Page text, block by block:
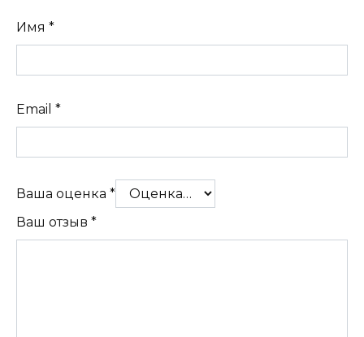
Имя *
Email *
Ваша оценка *
Ваш отзыв *